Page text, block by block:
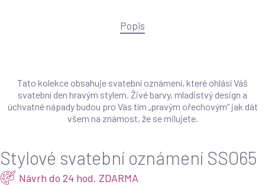
Popis
Tato kolekce obsahuje svatební oznámení, které ohlásí Váš
svatební den hravým stylem. Živé barvy, mladistvý design a
úchvatné nápady budou pro Vás tím „pravým ořechovým“ jak dát
všem na známost, že se milujete.
Stylové svatební oznámení SSO65
Návrh do 24 hod. ZDARMA